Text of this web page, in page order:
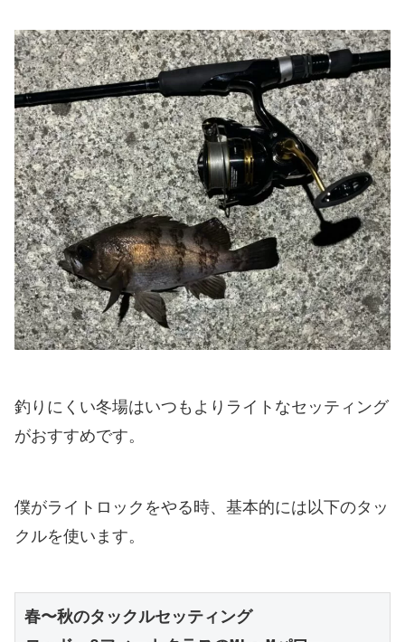
釣りにくい冬場はいつもよりライトなセッティング
がおすすめです。
僕がライトロックをやる時、基本的には以下のタッ
クルを使います。
春〜秋のタックルセッティング